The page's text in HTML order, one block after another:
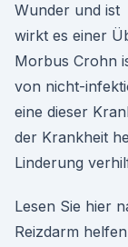
Wunder und ist
wirkt es einer
Morbus Crohn
von nicht-
eine dieser
der Krankheit
Linderung
Lesen Sie hier
Reizdarm